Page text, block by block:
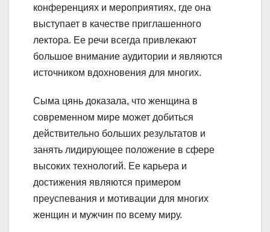
конференциях и мероприятиях, где она
выступает в качестве приглашенного
лектора. Ее речи всегда привлекают
большое внимание аудитории и являются
источником вдохновения для многих.
Сыма цянь доказала, что женщина в
современном мире может добиться
действительно больших результатов и
занять лидирующее положение в сфере
высоких технологий. Ее карьера и
достижения являются примером
преуспевания и мотивации для многих
женщин и мужчин по всему миру.